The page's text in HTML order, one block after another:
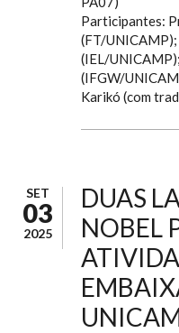
Participantes:
(FT/
(IEL/
(IFGW/
Karikó (com
SET
03
2025
DUAS
NOBEL